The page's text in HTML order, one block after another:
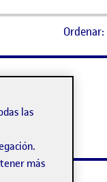
Ordenar:
las
más